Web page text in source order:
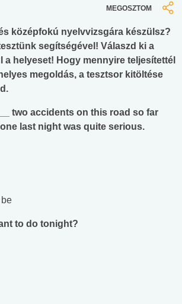
MEGOSZTOM
középfokú nyelvvizsgára készülsz?
segítségével! Válaszd ki a
a helyeset! Hogy mennyire teljesítettél
megoldás, a tesztsor kitöltése
two accidents on this road so far
last night was quite serious.
to do tonight?